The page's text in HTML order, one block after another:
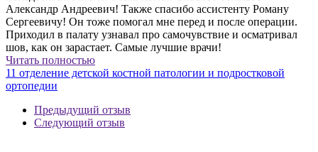
Александр Андреевич! Также спасибо ассистенту Роману
Сергеевичу! Он тоже помогал мне перед и после операции.
Приходил в палату узнавал про самочувствие и осматривал
шов, как он зарастает. Самые лучшие врачи!
Читать полностью
11 отделение детской костной патологии и подростковой
ортопедии
Предыдущий отзыв
Следующий отзыв